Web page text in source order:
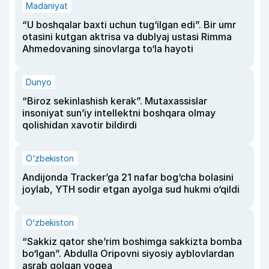
Madaniyat
“U boshqalar baxti uchun tug‘ilgan edi”. Bir umr
otasini kutgan aktrisa va dublyaj ustasi Rimma
Ahmedovaning sinovlarga to‘la hayoti
Dunyo
“Biroz sekinlashish kerak”. Mutaxassislar
insoniyat sun’iy intellektni boshqara olmay
qolishidan xavotir bildirdi
O‘zbekiston
Andijonda Tracker’ga 21 nafar bog‘cha bolasini
joylab, YTH sodir etgan ayolga sud hukmi o‘qildi
O‘zbekiston
“Sakkiz qator she’rim boshimga sakkizta bomba
bo‘lgan”. Abdulla Oripovni siyosiy ayblovlardan
asrab qolgan voqea